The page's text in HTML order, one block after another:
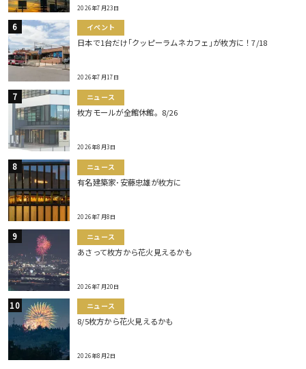
2026年7月23日
イベント
日本で1台だけ｢クッピーラムネカフェ｣が枚方に！7/18
2026年7月17日
ニュース
枚方モールが全館休館。8/26
2026年8月3日
ニュース
有名建築家･安藤忠雄が枚方に
2026年7月8日
ニュース
あさって枚方から花火見えるかも
2026年7月20日
ニュース
8/5枚方から花火見えるかも
2026年8月2日